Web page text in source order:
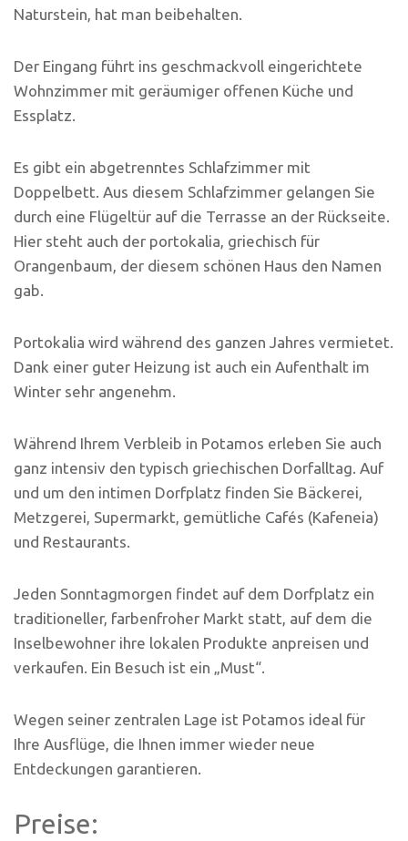
Naturstein, hat man beibehalten.
Der Eingang führt ins geschmackvoll eingerichtete
Wohnzimmer mit geräumiger offenen Küche und
Essplatz.
Es gibt ein abgetrenntes Schlafzimmer mit
Doppelbett. Aus diesem Schlafzimmer gelangen Sie
durch eine Flügeltür auf die Terrasse an der Rückseite.
Hier steht auch der portokalia, griechisch für
Orangenbaum, der diesem schönen Haus den Namen
gab.
Portokalia wird während des ganzen Jahres vermietet.
Dank einer guter Heizung ist auch ein Aufenthalt im
Winter sehr angenehm.
Während Ihrem Verbleib in Potamos erleben Sie auch
ganz intensiv den typisch griechischen Dorfalltag. Auf
und um den intimen Dorfplatz finden Sie Bäckerei,
Metzgerei, Supermarkt, gemütliche Cafés (Kafeneia)
und Restaurants.
Jeden Sonntagmorgen findet auf dem Dorfplatz ein
traditioneller, farbenfroher Markt statt, auf dem die
Inselbewohner ihre lokalen Produkte anpreisen und
verkaufen. Ein Besuch ist ein „Must“.
Wegen seiner zentralen Lage ist Potamos ideal für
Ihre Ausflüge, die Ihnen immer wieder neue
Entdeckungen garantieren.
Preise: